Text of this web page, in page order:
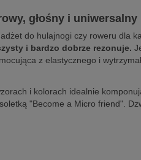
głośny i uniwersalny
do hulajnogi czy roweru dla
i bardzo dobrze rezonuje.
z elastycznego i
i kolorach idealnie
"Become a Micro friend".